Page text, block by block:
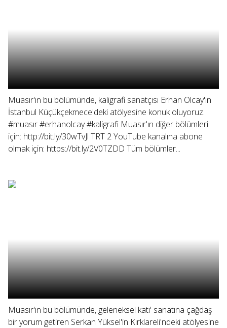
Muasır'ın bu bölümünde, kaligrafi sanatçısı Erhan Olcay'ın
İstanbul Küçükçekmece'deki atölyesine konuk oluyoruz.
#muasır #erhanolcay #kaligrafi Muasır'ın diğer bölümleri
için: http://bit.ly/30wTvJl TRT 2 YouTube kanalına abone
olmak için: https://bit.ly/2V0TZDD Tüm bölümler...
Muasır'ın bu bölümünde, geleneksel katı' sanatına çağdaş
bir yorum getiren Serkan Yüksel'in Kırklareli'ndeki atölyesine